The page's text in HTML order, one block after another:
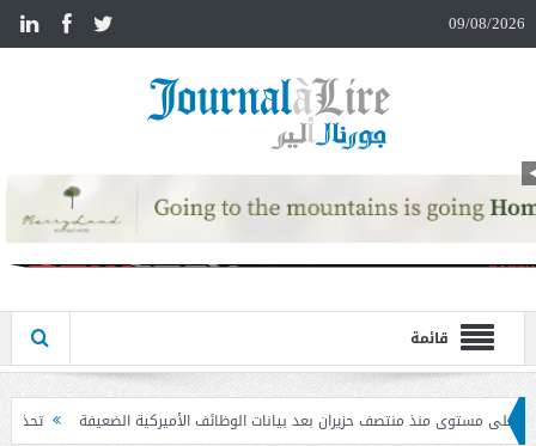
09/08/2026
قائمة
بعد بيانات الوظائف الأميركية الضعيفة تحذير المواطنين من مشاركة رمز الـ OTP